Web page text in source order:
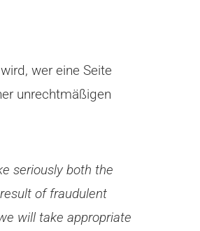
wer eine Seite
unrechtmäßigen
seriously both the
of fraudulent
will take appropriate